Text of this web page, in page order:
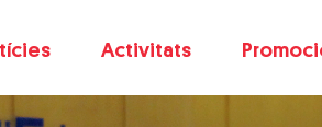
Activitats